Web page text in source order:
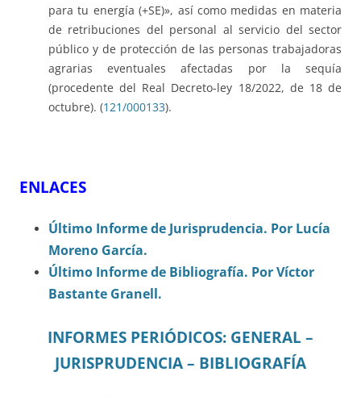
para tu energía (+SE)», así como medidas en materia
de retribuciones del personal al servicio del sector
público y de protección de las personas trabajadoras
agrarias eventuales afectadas por la sequía
(procedente del Real Decreto-ley 18/2022, de 18 de
octubre). (121/000133).
ENLACES
Último Informe de Jurisprudencia. Por Lucía
Moreno García.
Último Informe de Bibliografía. Por Víctor
Bastante Granell.
INFORMES PERIÓDICOS: GENERAL –
JURISPRUDENCIA – BIBLIOGRAFÍA